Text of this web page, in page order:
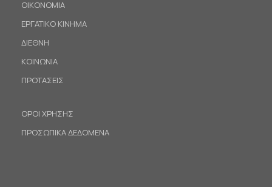
ΟΙΚΟΝΟΜΙΑ
ΕΡΓΑΤΙΚΟ ΚΙΝΗΜΑ
ΔΙΕΘΝΗ
ΚΟΙΝΩΝΙΑ
ΠΡΟΤΑΣΕΙΣ
ΟΡΟΙ ΧΡΗΣΗΣ
ΠΡΟΣΩΠΙΚΑ ΔΕΔΟΜΕΝΑ